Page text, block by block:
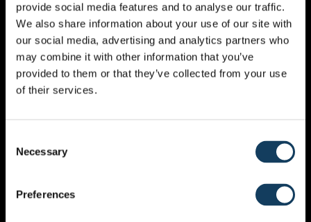
provide social media features and to analyse our traffic.
We also share information about your use of our site with
our social media, advertising and analytics partners who
may combine it with other information that you’ve
provided to them or that they’ve collected from your use
of their services.
Selection
Necessary
Preferences
De Geest van God begint in zijn volk te bewegen op
een manier die we niet gewend zijn. Hij verandert ons
om een wereld te ontmoeten die aan het veranderen is
en heel weinig weet over vrede. Hoe kunnen we leren
om een volk te worden dat in moeilijkheden kan leunen
en het ongemakkelijke kan omarmen.…
CATEGORIES